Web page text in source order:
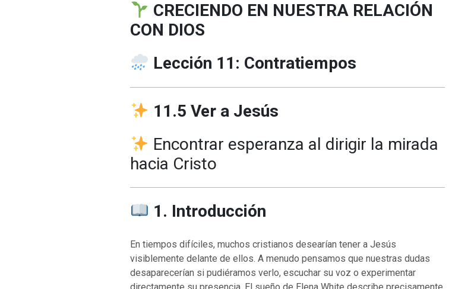
CRECIENDO EN NUESTRA RELACIÓN
CON DIOS
Lección 11: Contratiempos
11.5 Ver a Jesús
Encontrar esperanza al dirigir la mirada
hacia Cristo
1. Introducción
En tiempos difíciles, muchos cristianos desearían tener a Jesús
visiblemente delante de ellos. A menudo pensamos que nuestras dudas
desaparecerían si pudiéramos verlo, escuchar su voz o experimentar